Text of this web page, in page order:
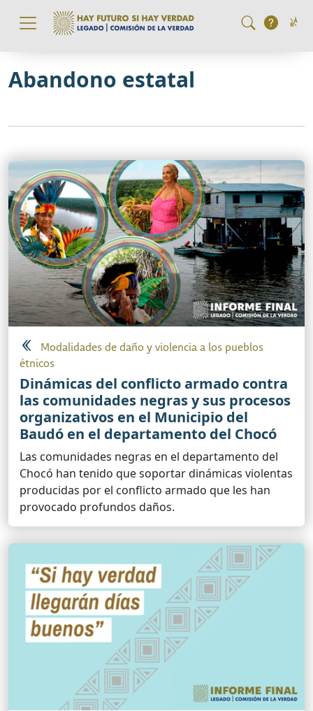
Pasar al contenido principal
Abandono estatal
Modalidades de daño y violencia a los pueblos
étnicos
Dinámicas del conflicto armado contra
las comunidades negras y sus procesos
organizativos en el Municipio del
Baudó en el departamento del Chocó
Las comunidades negras en el departamento del
Chocó han tenido que soportar dinámicas violentas
producidas por el conflicto armado que les han
provocado profundos daños.